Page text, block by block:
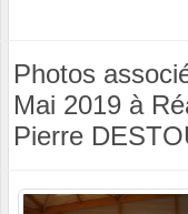
Photos
Mai 2019 à
Pierre